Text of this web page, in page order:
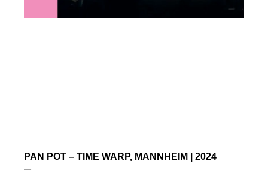
PAN POT – TIME WARP, MANNHEIM | 2024